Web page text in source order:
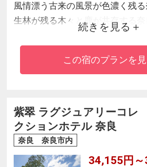
風情漂う古来の風景が色濃く残
生林が残る木々と鹿が共存する奈
奥ゆかしい文化を育んだ奈良の人
心休まる木の香り/奈良伝統の優
る暖炉の火/素材の大切さを伝え
の中で培った奈良の文化。
その美しさと尊さと麗しさを伝
続きを見る
この宿のプランを
紫翠 ラグジュアリーコレ
クションホテル 奈良
奈良 奈良市内
34,155円